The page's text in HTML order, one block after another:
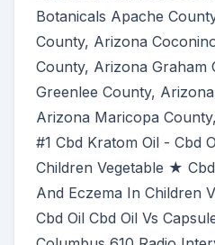
Botanicals Apache
County, Arizona
County, Arizona Graham
Greenlee County,
Arizona Maricopa
#1 Cbd Kratom Oil - Cbd
Children Vegetable ★
And Eczema In Children
Cbd Oil Cbd Oil Vs